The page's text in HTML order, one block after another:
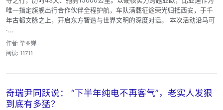
唯一指定旗舰出行合作伙伴全程护航，车队满载征途荣光归抵西安，于千
年古都文脉之上，开启东方智造与世界文明的深度对话。 本次活动沿马可
·...
作者: 毕亚娣
阅读: 11711
奇瑞尹同跃说： “下半年纯电不再客气”，老实人发狠
到底有多猛？